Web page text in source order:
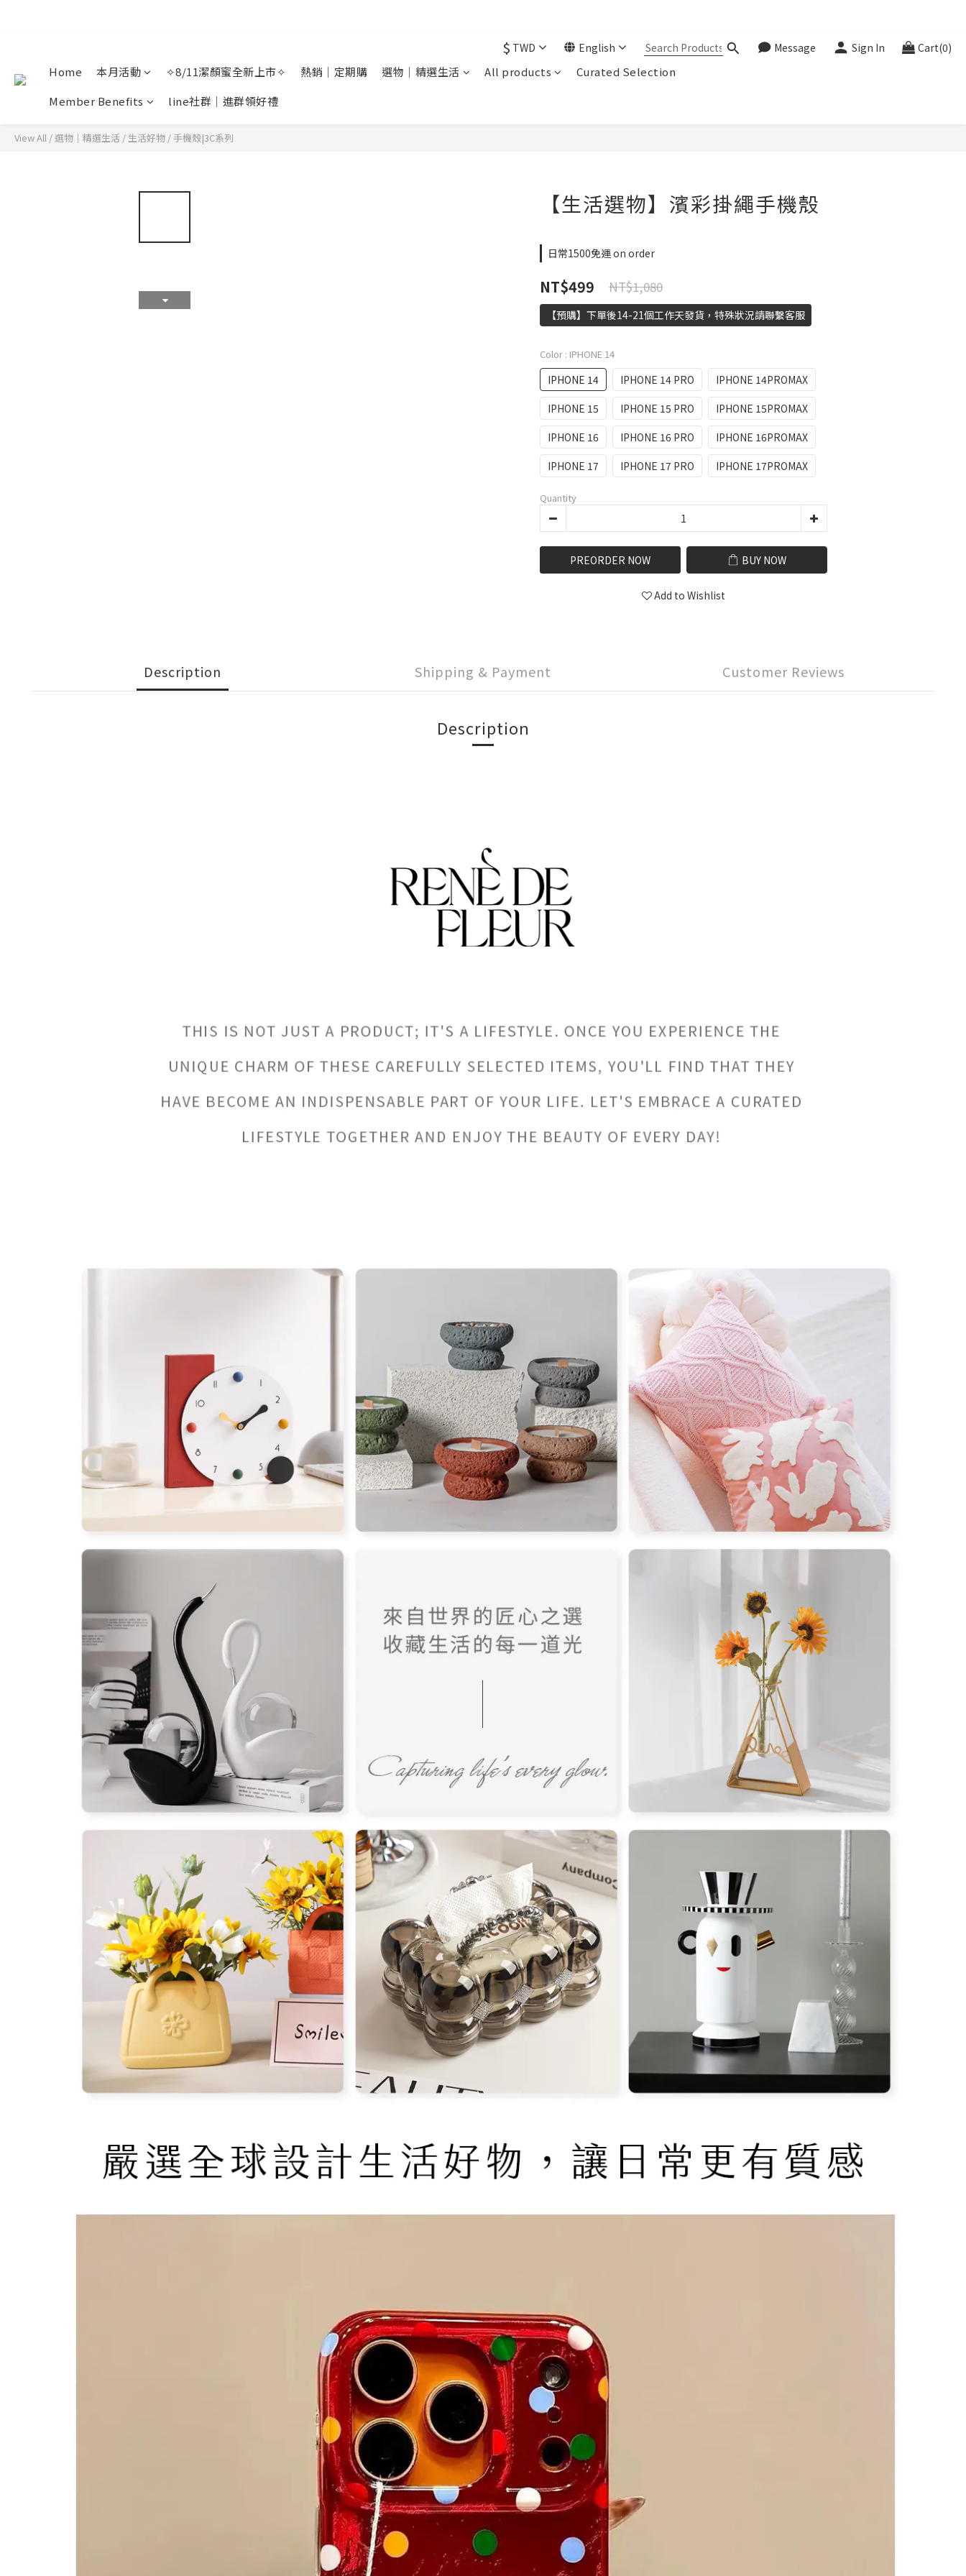
$ TWD English Message Sign In Cart(0)
Home 本月活動 ✧8/11潔顏蜜全新上市✧ 熱銷｜定期購 選物｜精選生活 All products
Curated Selection
Member Benefits
line社群｜進群領好禮
View All /選物｜精選生活 / 生活好物 /手機殼|3C系列
【生活選物】濱彩掛繩手機殼
日常1500免運 on order
NT$499 NT$1,080
【預購】下單後14-21個工作天發貨，特殊狀況請聯繫客服
Color : IPHONE 14
IPHONE 14 IPHONE 14 PRO
IPHONE 14PROMAX
IPHONE 15
IPHONE 15 PRO
IPHONE 15PROMAX
IPHONE 16
IPHONE 16 PRO
IPHONE 16PROMAX
IPHONE 17
IPHONE 17 PRO IPHONE 17PROMAX
Quantity
PREORDER NOW BUY NOW
Add to Wishlist
Description Shipping & Payment Customer Reviews
Description